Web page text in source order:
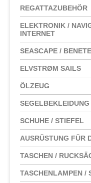
REGATTAZUBEHÖR
ELEKTRONIK /
INTERNET
SEASCAPE /
ELVSTRØM SAILS
ÖLZEUG
SEGELBEKLEIDUNG
SCHUHE / STIEFEL
AUSRÜSTUNG FÜR
TASCHEN /
TASCHENLAMPEN /